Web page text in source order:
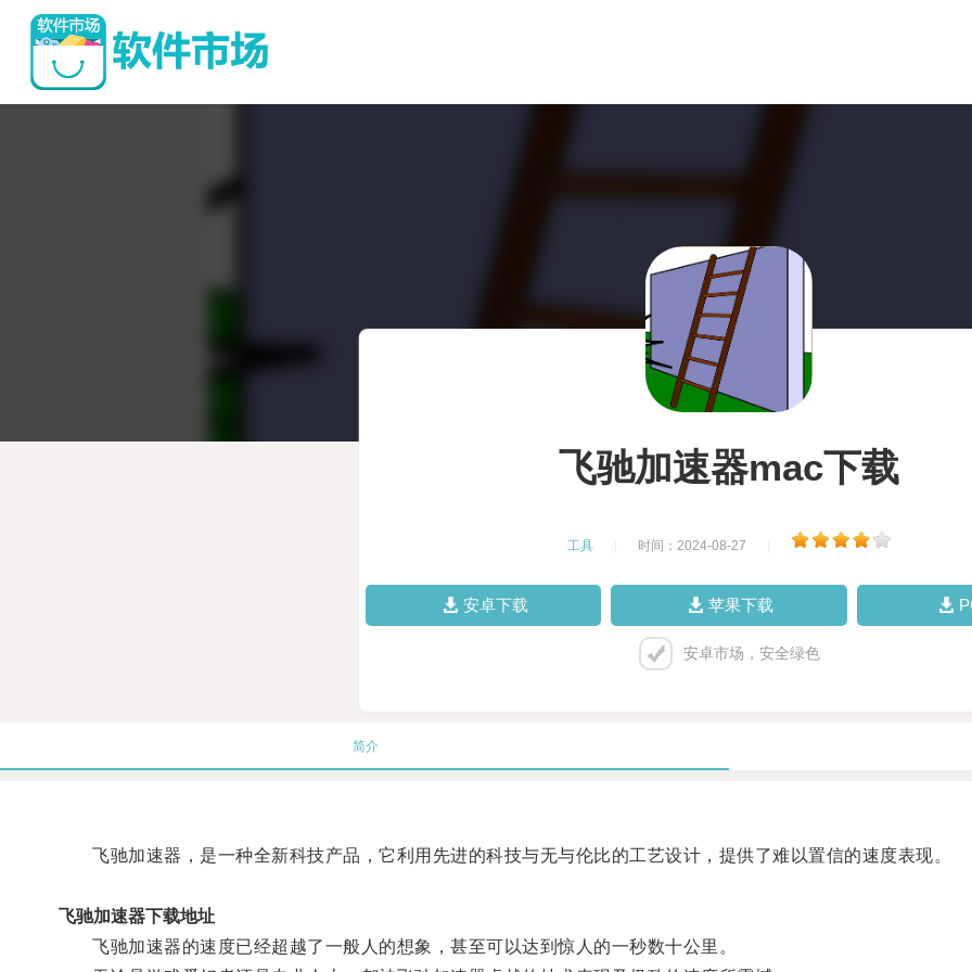
飞驰加速器mac下载
工具 时间：2024-08-27
安卓下载 苹果下载
安卓市场，安全绿色
简介
飞驰加速器，是一种全新科技产品，它利用先进的科技与无与伦比的工艺设计，提供了难以置信的速度表现。
飞驰加速器下载地址
飞驰加速器的速度已经超越了一般人的想象，甚至可以达到惊人的一秒数十公里。